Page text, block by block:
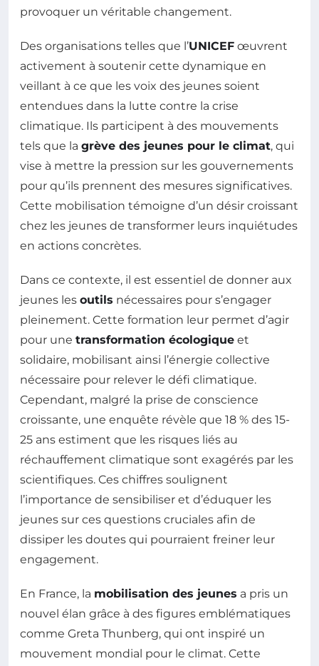
provoquer un véritable changement.
Des organisations telles que l’UNICEF œuvrent
activement à soutenir cette dynamique en
veillant à ce que les voix des jeunes soient
entendues dans la lutte contre la crise
climatique. Ils participent à des mouvements
tels que la grève des jeunes pour le climat, qui
vise à mettre la pression sur les gouvernements
pour qu’ils prennent des mesures significatives.
Cette mobilisation témoigne d’un désir croissant
chez les jeunes de transformer leurs inquiétudes
en actions concrètes.
Dans ce contexte, il est essentiel de donner aux
jeunes les outils nécessaires pour s’engager
pleinement. Cette formation leur permet d’agir
pour une transformation écologique et
solidaire, mobilisant ainsi l’énergie collective
nécessaire pour relever le défi climatique.
Cependant, malgré la prise de conscience
croissante, une enquête révèle que 18 % des 15-
25 ans estiment que les risques liés au
réchauffement climatique sont exagérés par les
scientifiques. Ces chiffres soulignent
l’importance de sensibiliser et d’éduquer les
jeunes sur ces questions cruciales afin de
dissiper les doutes qui pourraient freiner leur
engagement.
En France, la mobilisation des jeunes a pris un
nouvel élan grâce à des figures emblématiques
comme Greta Thunberg, qui ont inspiré un
mouvement mondial pour le climat. Cette